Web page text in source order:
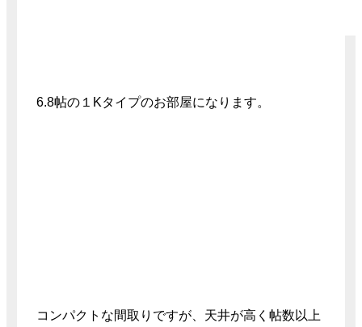
6.8帖の１Kタイプのお部屋になります。
コンパクトな間取りですが、天井が高く帖数以上